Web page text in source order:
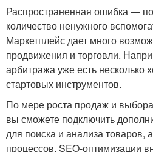
Распространенная ошибка —
количество ненужного
Маркетплейс дает много
продвижения и торговли.
арбитража уже есть несколько
стартовых инструментов.
По мере роста продаж и
вы сможете подключить
для поиска и анализа товаров,
процессов, SEO-оптимизации